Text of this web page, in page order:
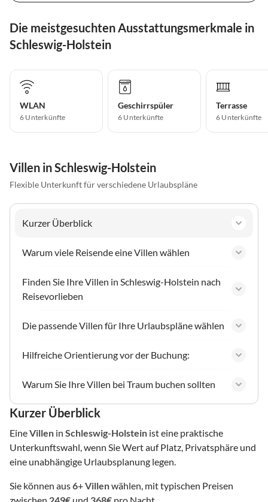
Die meistgesuchten Ausstattungsmerkmale in
Schleswig-Holstein
WLAN
6 Unterkünfte
Geschirrspüler
6 Unterkünfte
Terrasse
6 Unterkünfte
Villen in Schleswig-Holstein
Flexible Unterkunft für verschiedene Urlaubspläne
Kurzer Überblick
Warum viele Reisende eine Villen wählen
Finden Sie Ihre Villen in Schleswig-Holstein nach
Reisevorlieben
Die passende Villen für Ihre Urlaubspläne wählen
Hilfreiche Orientierung vor der Buchung:
Warum Sie Ihre Villen bei Traum buchen sollten
Kurzer Überblick
EineVillen in Schleswig-Holstein ist eine praktische
Unterkunftswahl, wenn Sie Wert auf Platz, Privatsphäre und
eine unabhängige Urlaubsplanung legen.
Sie können aus6+Villenwählen, mit typischen Preisen